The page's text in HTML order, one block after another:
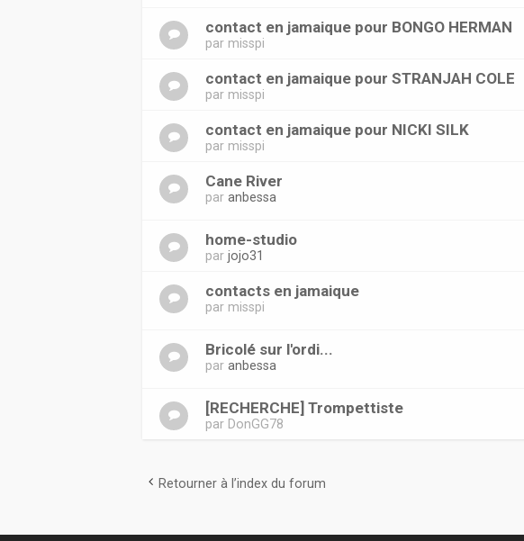
contact en jamaique pour BONGO HERMAN
par misspi
contact en jamaique pour STRANJAH COLE
par misspi
contact en jamaique pour NICKI SILK
par misspi
Cane River
paranbessa
home-studio
parjojo31
contacts en jamaique
par misspi
Bricolé sur l'ordi...
paranbessa
[RECHERCHE] Trompettiste
par DonGG78
Retourner à l’index du forum